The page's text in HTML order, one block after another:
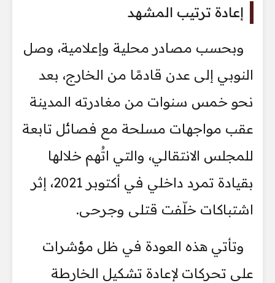
إعادة ترتيب المشهد
وبحسب مصادر محلية وإعلامية، وصل
النوبي إلى عدن قادمًا من الخارج، بعد
نحو خمس سنوات من مغادرته المدينة
عقب مواجهات مسلحة مع فصائل تابعة
للمجلس الانتقالي، والتي اتُهم خلالها
بقيادة تمرد داخلي في أكتوبر 2021، إثر
اشتباكات خلّفت قتلى وجرحى.
وتأتي هذه العودة في ظل مؤشرات
على تحركات لإعادة تشكيل الخارطة